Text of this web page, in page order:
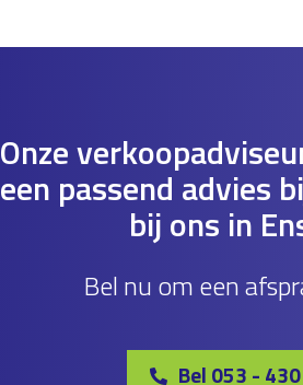
Onze
een passend advies
bij ons in
Bel nu om een
Bel 053 -